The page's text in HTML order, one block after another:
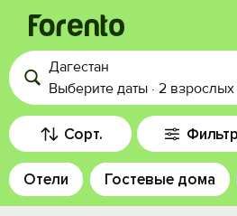
Войти
Избранное
История просмотра
Дагестан
Выберите даты · 2 взрослых
Сорт. Фильтр
Отели Гостевые дома